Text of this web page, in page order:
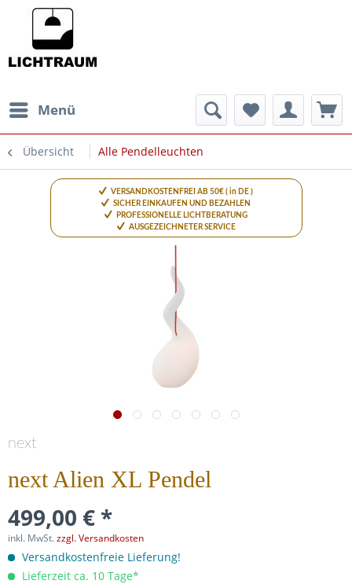
Menü
Übersicht Alle Pendelleuchten
VERSANDKOSTENFREI AB 50€ ( in DE )
SICHER EINKAUFEN UND BEZAHLEN
PROFESSIONELLE LICHTBERATUNG
AUSGEZEICHNETER SERVICE
next
next Alien XL Pendel
499,00 € *
inkl. MwSt.zzgl. Versandkosten
Versandkostenfreie Lieferung!
Lieferzeit ca. 10 Tage*